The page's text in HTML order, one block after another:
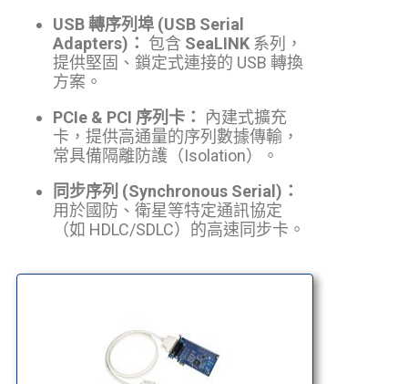
USB 轉序列埠 (USB Serial
Adapters)： 包含 SeaLINK 系列，
提供堅固、鎖定式連接的 USB 轉換
方案。
PCIe & PCI 序列卡：
內建式擴充
卡，提供高通量的序列數據傳輸，
常具備隔離防護（Isolation）。
同步序列 (Synchronous Serial)：
用於國防、衛星等特定通訊協定
（如 HDLC/SDLC）的高速同步卡。